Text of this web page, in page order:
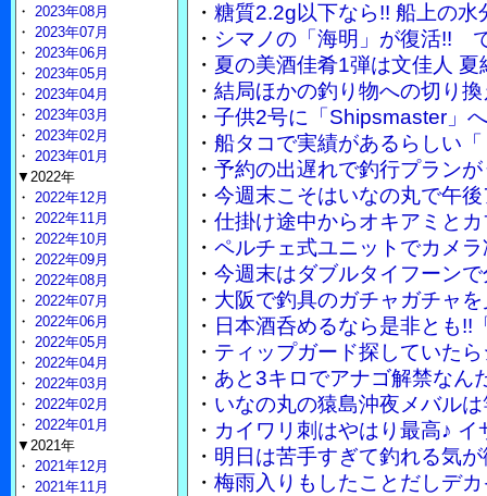
・ 糖質2.2g以下なら!! 船上の
・ シマノの「海明」が復活!!
・ 夏の美酒佳肴1弾は文佳人
・ 結局ほかの釣り物への切り
・ 子供2号に「Shipsmaster」
・ 船タコで実績があるらしい
・ 予約の出遅れで釣行プラン
・ 今週末こそはいなの丸で午
・ 仕掛け途中からオキアミと
・ ペルチェ式ユニットでカメ
・ 今週末はダブルタイフーン
・ 大阪で釣具のガチャガチャ
・ 日本酒呑めるなら是非とも!!
・ ティップガード探していた
・ あと3キロでアナゴ解禁なん
・ いなの丸の猿島沖夜メバル
・ カイワリ刺はやはり最高♪
・ 明日は苦手すぎて釣れる気
・ 梅雨入りもしたことだしデ
・ 2023年08月
・ 2023年07月
・ 2023年06月
・ 2023年05月
・ 2023年04月
・ 2023年03月
・ 2023年02月
・ 2023年01月
▼2022年
・ 2022年12月
・ 2022年11月
・ 2022年10月
・ 2022年09月
・ 2022年08月
・ 2022年07月
・ 2022年06月
・ 2022年05月
・ 2022年04月
・ 2022年03月
・ 2022年02月
・ 2022年01月
▼2021年
・ 2021年12月
・ 2021年11月